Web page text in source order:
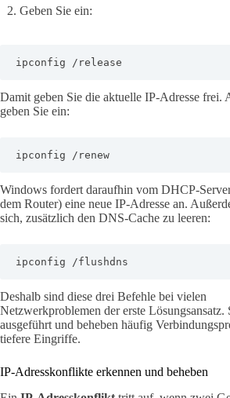
Geben Sie ein:
ipconfig /release
Damit geben Sie die aktuelle IP-Adresse frei.
geben Sie ein:
ipconfig /renew
Windows fordert daraufhin vom DHCP-
dem Router) eine neue IP-Adresse an.
sich, zusätzlich den DNS-Cache zu leeren:
ipconfig /flushdns
Deshalb sind diese drei Befehle bei vielen
Netzwerkproblemen der erste Lösungsansatz.
ausgeführt und beheben häufig
tiefere Eingriffe.
IP-Adresskonflikte erkennen und beheben